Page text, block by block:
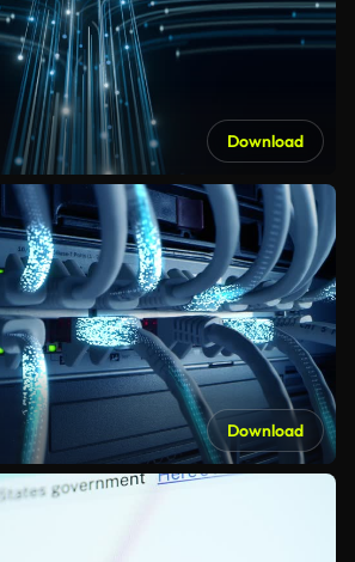
Download
Download